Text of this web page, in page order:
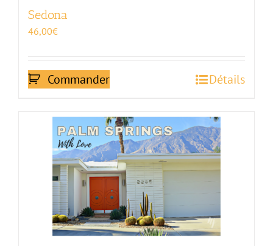
Sedona
46,00€
Commander Détails